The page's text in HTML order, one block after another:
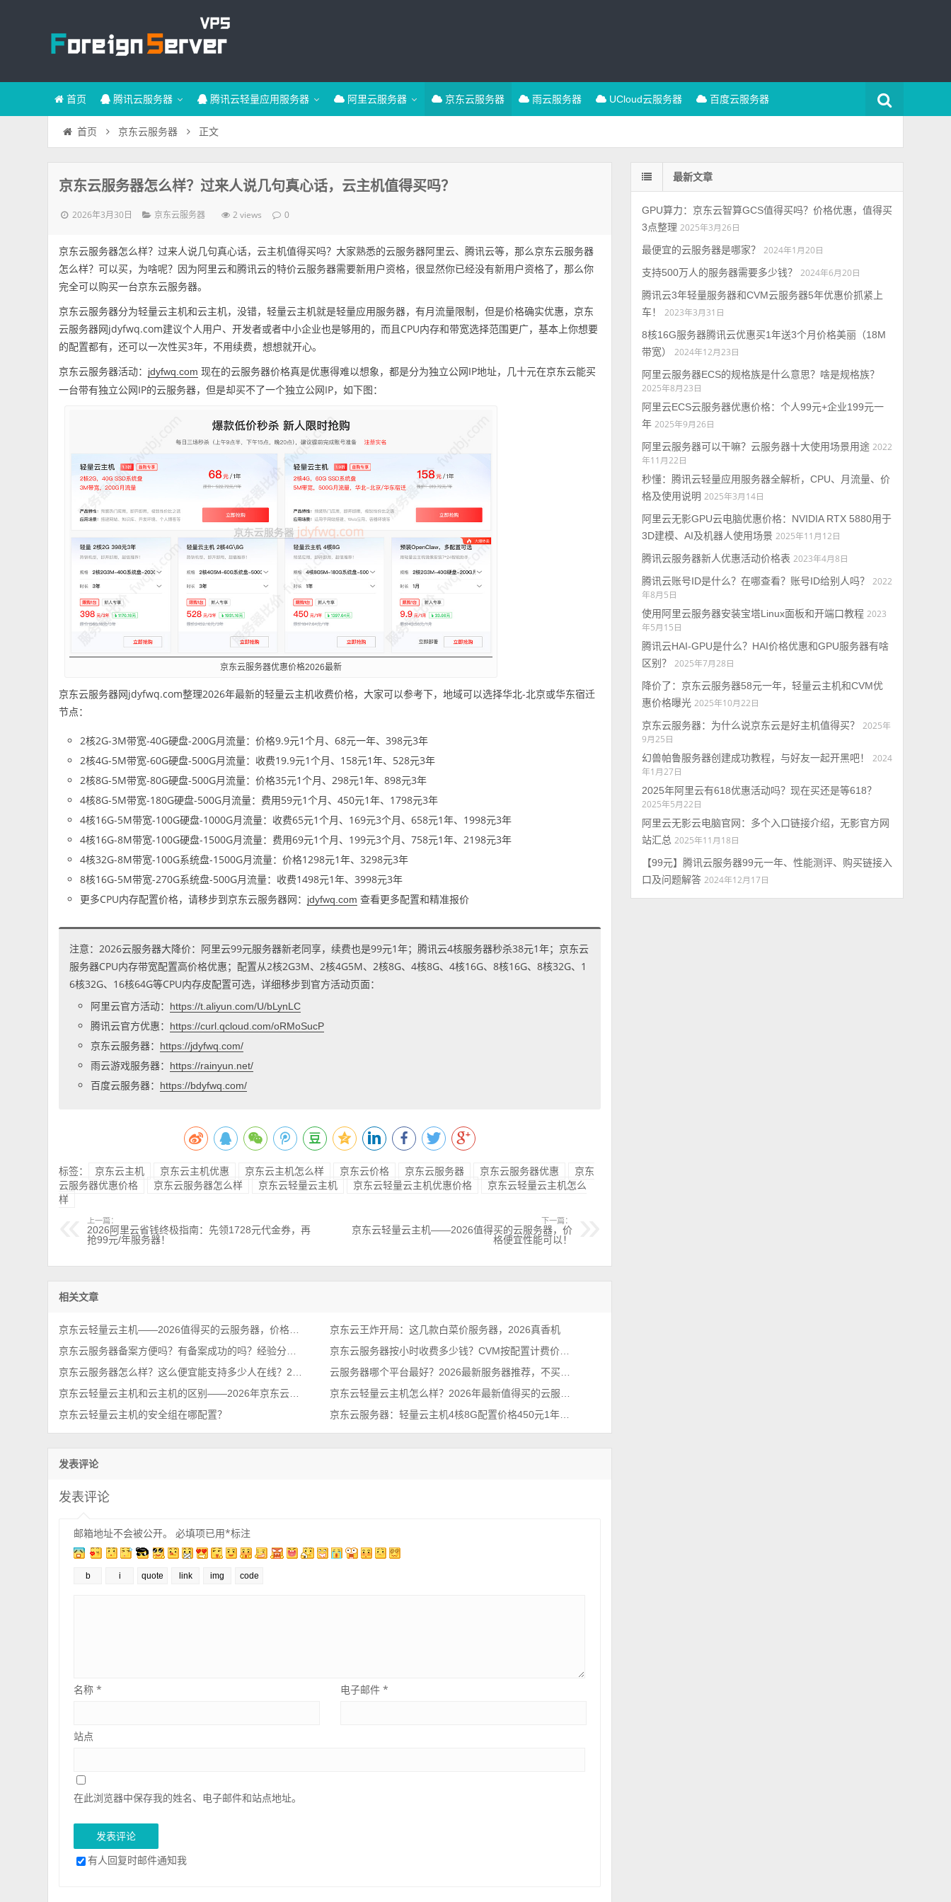
首页 腾讯云服务器 腾讯云轻量应用服务器 阿里云服务器 京东云服务器 雨云服务器 UCloud云服务器 百度云服务器
首页 京东云服务器 正文
京东云服务器怎么样？过来人说几句真心话，云主机值得买吗？
2026年3月30日 京东云服务器 2 views 0
京东云服务器怎么样？过来人说几句真心话，云主机值得买吗？大家熟悉的云服务器阿里云、腾讯云等，那么京东云服务器
怎么样？可以买，为啥呢？因为阿里云和腾讯云的特价云服务器需要新用户资格，很显然你已经没有新用户资格了，那么你
完全可以购买一台京东云服务器。
京东云服务器分为轻量云主机和云主机，没错，轻量云主机就是轻量应用服务器，有月流量限制，但是价格确实优惠，京东
云服务器网jdyfwq.com建议个人用户、开发者或者中小企业也是够用的，而且CPU内存和带宽选择范围更广，基本上你想要
的配置都有，还可以一次性买3年，不用续费，想想就开心。
京东云服务器活动：
jdyfwq.com 现在的云服务器价格真是优惠得难以想象，都是分为独立公网IP地址，几十元在京东云能买
一台带有独立公网IP的云服务器，但是却买不了一个独立公网IP，如下图：
京东云服务器优惠价格2026最新
京东云服务器网jdyfwq.com整理2026年最新的轻量云主机收费价格，大家可以参考下，地域可以选择华北-北京或华东宿迁
节点：
2核2G-3M带宽-40G硬盘-200G月流量：价格9.9元1个月、68元一年、398元3年
2核4G-5M带宽-60G硬盘-500G月流量：收费19.9元1个月、158元1年、528元3年
2核8G-5M带宽-80G硬盘-500G月流量：价格35元1个月、298元1年、898元3年
4核8G-5M带宽-180G硬盘-500G月流量：费用59元1个月、450元1年、1798元3年
4核16G-5M带宽-100G硬盘-1000G月流量：收费65元1个月、169元3个月、658元1年、1998元3年
4核16G-8M带宽-100G硬盘-1500G月流量：费用69元1个月、199元3个月、758元1年、2198元3年
4核32G-8M带宽-100G系统盘-1500G月流量：价格1298元1年、3298元3年
8核16G-5M带宽-270G系统盘-500G月流量：收费1498元1年、3998元3年
更多CPU内存配置价格，请移步到京东云服务器网：
jdyfwq.com 查看更多配置和精准报价
注意：2026云服务器大降价：阿里云99元服务器新老同享，续费也是99元1年；腾讯云4核服务器秒杀38元1年；京东云
服务器CPU内存带宽配置高价格优惠；配置从2核2G3M、2核4G5M、2核8G、4核8G、4核16G、8核16G、8核32G、1
6核32G、16核64G等CPU内存皮配置可选，详细移步到官方活动页面：
阿里云官方活动：
https://t.aliyun.com/U/bLynLC
腾讯云官方优惠： https://curl.qcloud.com/oRMoSucP
京东云服务器： https://jdyfwq.com/
雨云游戏服务器： https://rainyun.net/
百度云服务器： https://bdyfwq.com/
标签： 京东云主机 京东云主机优惠 京东云主机怎么样 京东云价格 京东云服务器 京东云服务器优惠
京东
云服务器优惠价格
京东云服务器怎么样 京东云轻量云主机 京东云轻量云主机优惠价格
京东云轻量云主机怎么
样
上一篇：
2026阿里云省钱终极指南：先领1728元代金券，再
抢99元/年服务器！
下一篇：
京东云轻量云主机——2026值得买的云服务器，价
格便宜性能可以！
相关文章
京东云王炸开局：这几款白菜价服务器，2026真香机
京东云轻量云主机的安全组在哪配置？
发表评论
发表评论
邮箱地址不会被公开。 必填项已用*标注
名称* 电子邮件 *
站点
在此浏览器中保存我的姓名、电子邮件和站点地址。
有人回复时邮件通知我
最新文章
GPU算力：京东云智算GCS值得买吗？价格优惠，值得买
3点整理 2025年3月26日
最便宜的云服务器是哪家？
2024年1月20日
支持500万人的服务器需要多少钱？
2024年6月20日
腾讯云3年轻量服务器和CVM云服务器5年优惠价抓紧上
车！
2023年3月31日
8核16G服务器腾讯云优惠买1年送3个月价格美丽（18M
带宽）
2024年12月23日
阿里云服务器ECS的规格族是什么意思？啥是规格族？
2025年8月23日
阿里云ECS云服务器优惠价格：个人99元+企业199元一
年 2025年9月26日
阿里云服务器可以干嘛？云服务器十大使用场景用途 2022
年11月22日
秒懂：腾讯云轻量应用服务器全解析，CPU、月流量、价
格及使用说明 2025年3月14日
阿里云无影GPU云电脑优惠价格：NVIDIA RTX 5880用于
3D建模、AI及机器人使用场景 2025年11月12日
腾讯云服务器新人优惠活动价格表 2023年4月8日
腾讯云账号ID是什么？在哪查看？账号ID给别人吗？
2022
年8月5日
使用阿里云服务器安装宝塔Linux面板和开端口教程 2023
年5月15日
腾讯云HAI-GPU是什么？HAI价格优惠和GPU服务器有啥
区别？
2025年7月28日
降价了：京东云服务器58元一年，轻量云主机和CVM优
惠价格曝光 2025年10月22日
京东云服务器：为什么说京东云是好主机值得买？
2025年
9月25日
幻兽帕鲁服务器创建成功教程，与好友一起开黑吧！
2024
年1月27日
2025年阿里云有618优惠活动吗？现在买还是等618？
2025年5月22日
阿里云无影云电脑官网：多个入口链接介绍，无影官方网
站汇总 2025年11月18日
【99元】腾讯云服务器99元一年、性能测评、购买链接入
口及问题解答 2024年12月17日